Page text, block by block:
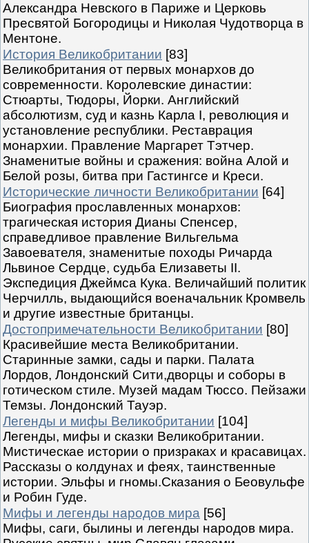
Александра Невского в Париже и Церковь
Пресвятой Богородицы и Николая Чудотворца в
Ментоне.
История Великобритании [83]
Великобритания от первых монархов до
современности. Королевские династии:
Стюарты, Тюдоры, Йорки. Английский
абсолютизм, суд и казнь Карла I, революция и
установление республики. Реставрация
монархии. Правление Маргарет Тэтчер.
Знаменитые войны и сражения: война Алой и
Белой розы, битва при Гастингсе и Креси.
Исторические личности Великобритании [64]
Биография прославленных монархов:
трагическая история Дианы Спенсер,
справедливое правление Вильгельма
Завоевателя, знаменитые походы Ричарда
Львиное Сердце, судьба Елизаветы II.
Экспедиция Джеймса Кука. Величайший политик
Черчилль, выдающийся военачальник Кромвель
и другие известные британцы.
Достопримечательности Великобритании [80]
Красивейшие места Великобритании.
Старинные замки, сады и парки. Палата
Лордов, Лондонский Сити,дворцы и соборы в
готическом стиле. Музей мадам Тюссо. Пейзажи
Темзы. Лондонский Тауэр.
Легенды и мифы Великобритании [104]
Легенды, мифы и сказки Великобритании.
Мистическае истории о призраках и красавицах.
Рассказы о колдунах и феях, таинственные
истории. Эльфы и гномы.Сказания о Беовульфе
и Робин Гуде.
Мифы и легенды народов мира [56]
Мифы, саги, былины и легенды народов мира.